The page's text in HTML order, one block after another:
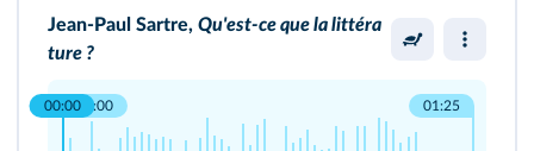
Jean-Paul Sartre, Qu'est-ce que la littéra
ture ?
00:00 01:25
00:00